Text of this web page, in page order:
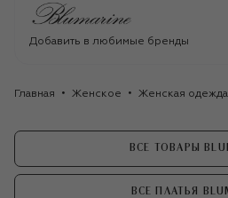
Добавить в любимые бренды
Главная Женское Женская одежда
ВСЕ ТОВАРЫ
ВСЕ ПЛАТЬЯ